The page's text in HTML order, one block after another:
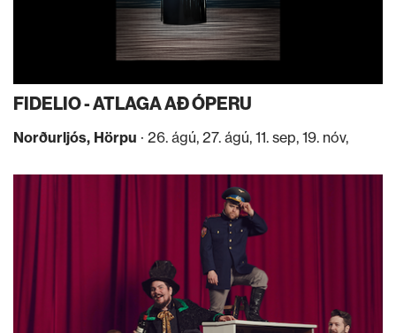
FIDELIO - ATLAGA AÐ ÓPERU
Norðurljós, Hörpu · 26. ágú, 27. ágú, 11. sep, 19. nóv,